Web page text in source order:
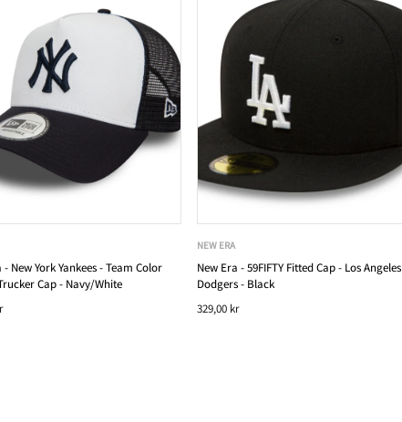
- New York Yankees - Team Color
Cap - Navy/White
NEW ERA
New Era - 59FIFTY Fitted Cap - Los Angeles
Dodgers - Black
329,00 kr